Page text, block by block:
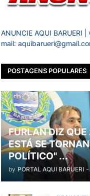
ANUNCIE AQUI BARUERI
mail:
POSTAGENS POPULARES
FURLAN DIZ
ESTÁ SE
POLÍTICO" ...
by PORTAL AQUI BARUERI -